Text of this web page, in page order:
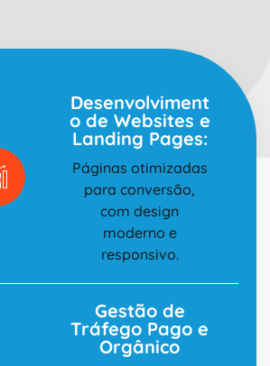
Desenvolviment
o de Websites e
Landing Pages:
Páginas otimizadas
para conversão,
com design
moderno e
responsivo.
Gestão de
Tráfego Pago e
Orgânico